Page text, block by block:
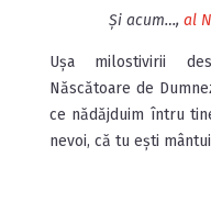
Și acum…,al
Ușa milostivirii
Născătoare de
ce nădăjduim întru
nevoi, că tu ești